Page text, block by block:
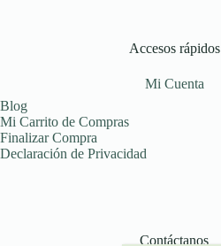
Accesos rápidos
Mi Cuenta
Blog
Mi Carrito de Compras
Finalizar Compra
Declaración de Privacidad
Contáctanos